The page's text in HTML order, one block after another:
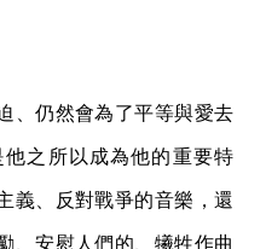
、仍然會為了平等與愛去
之所以成為他的重要特
義、反對戰爭的音樂，還
、安慰人們的、犧牲作曲